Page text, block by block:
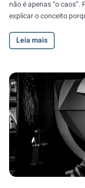
não é apenas “o
explicar o conceito
Leia mais